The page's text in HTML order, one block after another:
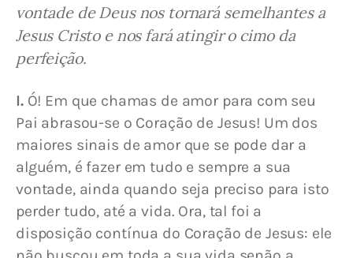
vontade de Deus nos tornará semelhantes a
Jesus Cristo e nos fará atingir o cimo da
perfeição.
I. Ó! Em que chamas de amor para com seu
Pai abrasou-se o Coração de Jesus! Um dos
maiores sinais de amor que se pode dar a
alguém, é fazer em tudo e sempre a sua
vontade, ainda quando seja preciso para isto
perder tudo, até a vida. Ora, tal foi a
disposição contínua do Coração de Jesus: ele